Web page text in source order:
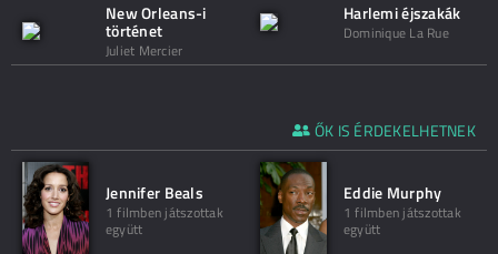
New Orleans-i
történet
Juliet Mercier
Harlemi éjszakák
Dominique La Rue
ŐK IS ÉRDEKELHETNEK
Jennifer Beals
1 filmben játszottak
együtt
Eddie Murphy
1 filmben játszottak
együtt